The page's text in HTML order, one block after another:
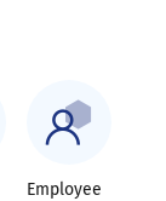
Employee